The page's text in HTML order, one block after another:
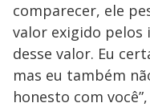
comparecer, ele
valor exigido pelos
desse valor. Eu
mas eu também
honesto com